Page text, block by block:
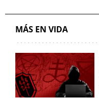
MÁS EN VIDA